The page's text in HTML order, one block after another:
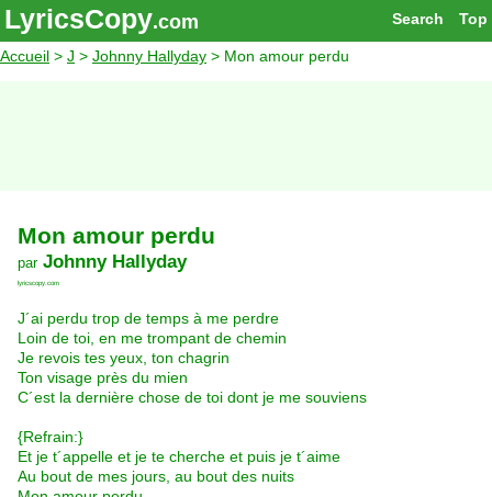
Top
Search
LyricsCopy.com
Accueil > J > Johnny Hallyday > Mon amour perdu
Mon amour perdu
par Johnny Hallyday
lyricscopy.com
J´ai perdu trop de temps à me perdre
Loin de toi, en me trompant de chemin
Je revois tes yeux, ton chagrin
Ton visage près du mien
C´est la dernière chose de toi dont je me souviens
{Refrain:}
Et je t´appelle et je te cherche et puis je t´aime
Au bout de mes jours, au bout des nuits